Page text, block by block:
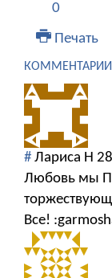
0
Печать
КОММЕНТАРИИ
# Лариса Н
Любовь мы
Все!